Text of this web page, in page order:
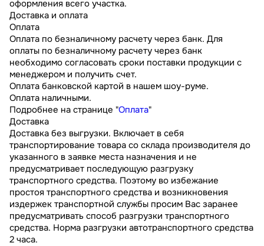
оформления всего участка.
Доставка и оплата
Оплата
Оплата по безналичному расчету через банк. Для
оплаты по безналичному расчету через банк
необходимо согласовать сроки поставки продукции с
менеджером и получить счет.
Оплата банковской картой в нашем шоу-руме.
Оплата наличными.
Подробнее на странице "Оплата"
Доставка
Доставка без выгрузки. Включает в себя
транспортирование товара со склада производителя до
указанного в заявке места назначения и не
предусматривает последующую разгрузку
транспортного средства. Поэтому во избежание
простоя транспортного средства и возникновения
издержек транспортной службы просим Вас заранее
предусматривать способ разгрузки транспортного
средства. Норма разгрузки автотранспортного средства
2 часа.